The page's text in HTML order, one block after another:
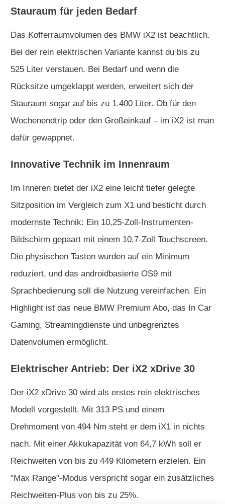
Stauraum für jeden Bedarf
Das Kofferraumvolumen des BMW iX2 ist beachtlich.
Bei der rein elektrischen Variante kannst du bis zu
525 Liter verstauen. Bei Bedarf und wenn die
Rücksitze umgeklappt werden, erweitert sich der
Stauraum sogar auf bis zu 1.400 Liter. Ob für den
Wochenendtrip oder den Großeinkauf – im iX2 ist man
dafür gewappnet.
Innovative Technik im Innenraum
Im Inneren bietet der iX2 eine leicht tiefer gelegte
Sitzposition im Vergleich zum X1 und besticht durch
modernste Technik: Ein 10,25-Zoll-Instrumenten-
Bildschirm gepaart mit einem 10,7-Zoll Touchscreen.
Die physischen Tasten wurden auf ein Minimum
reduziert, und das androidbasierte OS9 mit
Sprachbedienung soll die Nutzung vereinfachen. Ein
Highlight ist das neue BMW Premium Abo, das In Car
Gaming, Streamingdienste und unbegrenztes
Datenvolumen ermöglicht.
Elektrischer Antrieb: Der iX2 xDrive 30
Der iX2 xDrive 30 wird als erstes rein elektrisches
Modell vorgestellt. Mit 313 PS und einem
Drehmoment von 494 Nm steht er dem iX1 in nichts
nach. Mit einer Akkukapazität von 64,7 kWh soll er
Reichweiten von bis zu 449 Kilometern erzielen. Ein
"Max Range"-Modus verspricht sogar ein zusätzliches
Reichweiten-Plus von bis zu 25%.